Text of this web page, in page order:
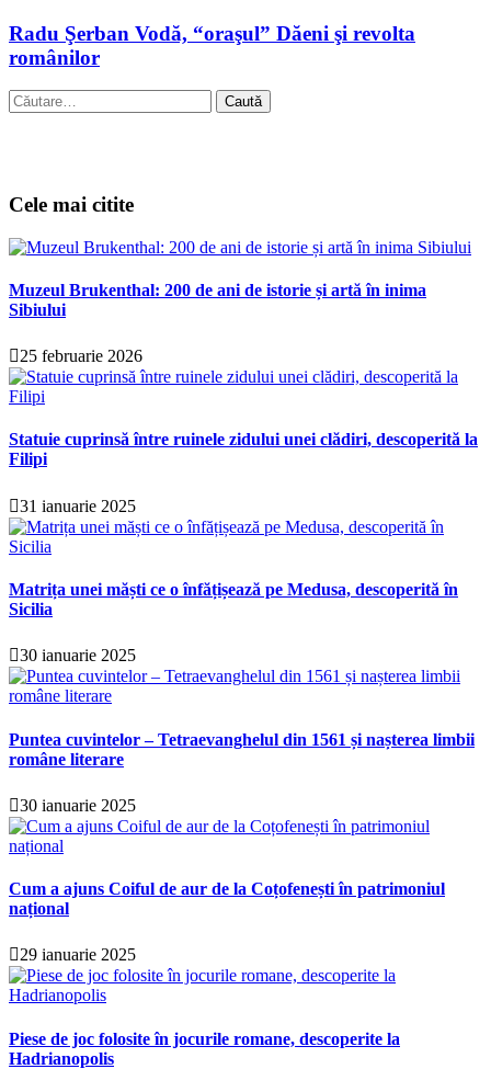
Radu Şerban Vodă, “oraşul” Dăeni şi revolta
românilor
Caută
după:
Cele mai citite
Muzeul Brukenthal: 200 de ani de istorie și artă în inima
Sibiului
25 februarie 2026
Statuie cuprinsă între ruinele zidului unei clădiri, descoperită la
Filipi
31 ianuarie 2025
Matrița unei măști ce o înfățișează pe Medusa, descoperită în
Sicilia
30 ianuarie 2025
Puntea cuvintelor – Tetraevanghelul din 1561 și nașterea limbii
române literare
30 ianuarie 2025
Cum a ajuns Coiful de aur de la Coțofenești în patrimoniul
național
29 ianuarie 2025
Piese de joc folosite în jocurile romane, descoperite la
Hadrianopolis